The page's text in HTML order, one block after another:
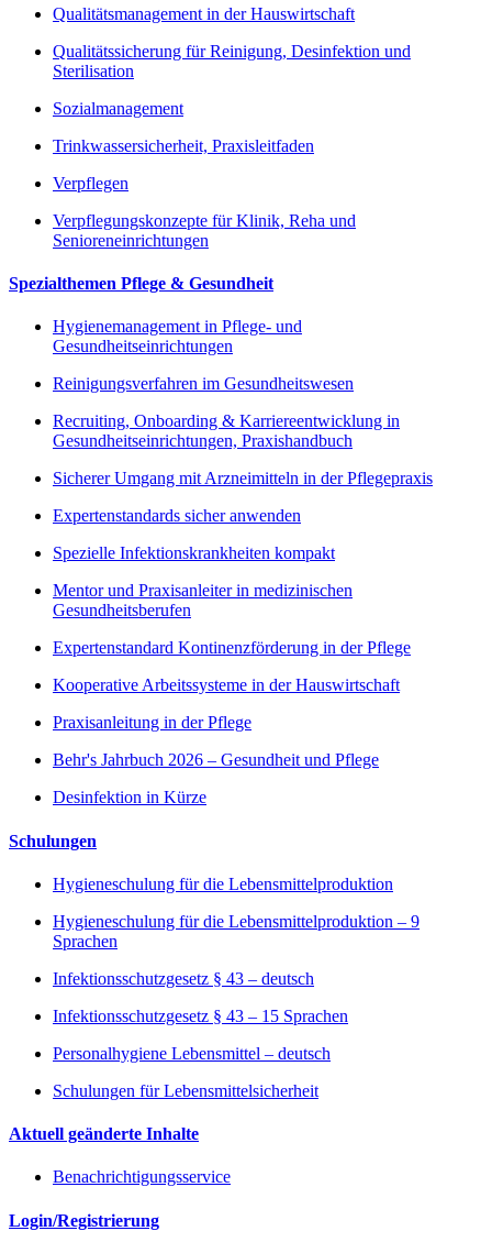
Qualitätsmanagement in der Hauswirtschaft
Qualitätssicherung für Reinigung, Desinfektion und
Sterilisation
Sozialmanagement
Trinkwassersicherheit, Praxisleitfaden
Verpflegen
Verpflegungskonzepte für Klinik, Reha und
Senioreneinrichtungen
Spezialthemen Pflege & Gesundheit
Hygienemanagement in Pflege- und
Gesundheitseinrichtungen
Reinigungsverfahren im Gesundheitswesen
Recruiting, Onboarding & Karriereentwicklung in
Gesundheitseinrichtungen, Praxishandbuch
Sicherer Umgang mit Arzneimitteln in der Pflegepraxis
Expertenstandards sicher anwenden
Spezielle Infektionskrankheiten kompakt
Mentor und Praxisanleiter in medizinischen
Gesundheitsberufen
Expertenstandard Kontinenzförderung in der Pflege
Kooperative Arbeitssysteme in der Hauswirtschaft
Praxisanleitung in der Pflege
Behr's Jahrbuch 2026 – Gesundheit und Pflege
Desinfektion in Kürze
Schulungen
Hygieneschulung für die Lebensmittelproduktion
Hygieneschulung für die Lebensmittelproduktion – 9
Sprachen
Infektionsschutzgesetz § 43 – deutsch
Infektionsschutzgesetz § 43 – 15 Sprachen
Personalhygiene Lebensmittel – deutsch
Schulungen für Lebensmittelsicherheit
Aktuell geänderte Inhalte
Benachrichtigungsservice
Login/Registrierung